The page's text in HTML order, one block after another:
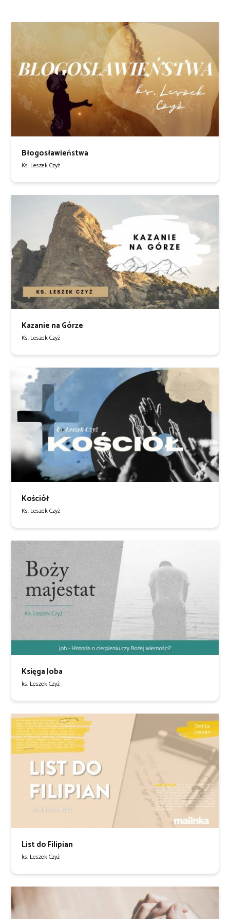
Błogosławieństwa
Ks. Leszek Czyż
Kazanie na Górze
Ks. Leszek Czyż
Kościół
Ks. Leszek Czyż
Księga Joba
ks. Leszek Czyż
List do Filipian
ks. Leszek Czyż